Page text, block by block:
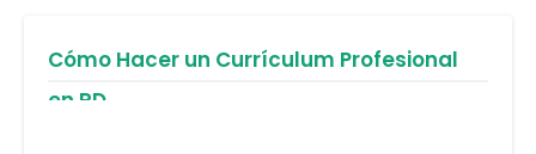
Cómo Hacer un Currículum Profesional
en RD